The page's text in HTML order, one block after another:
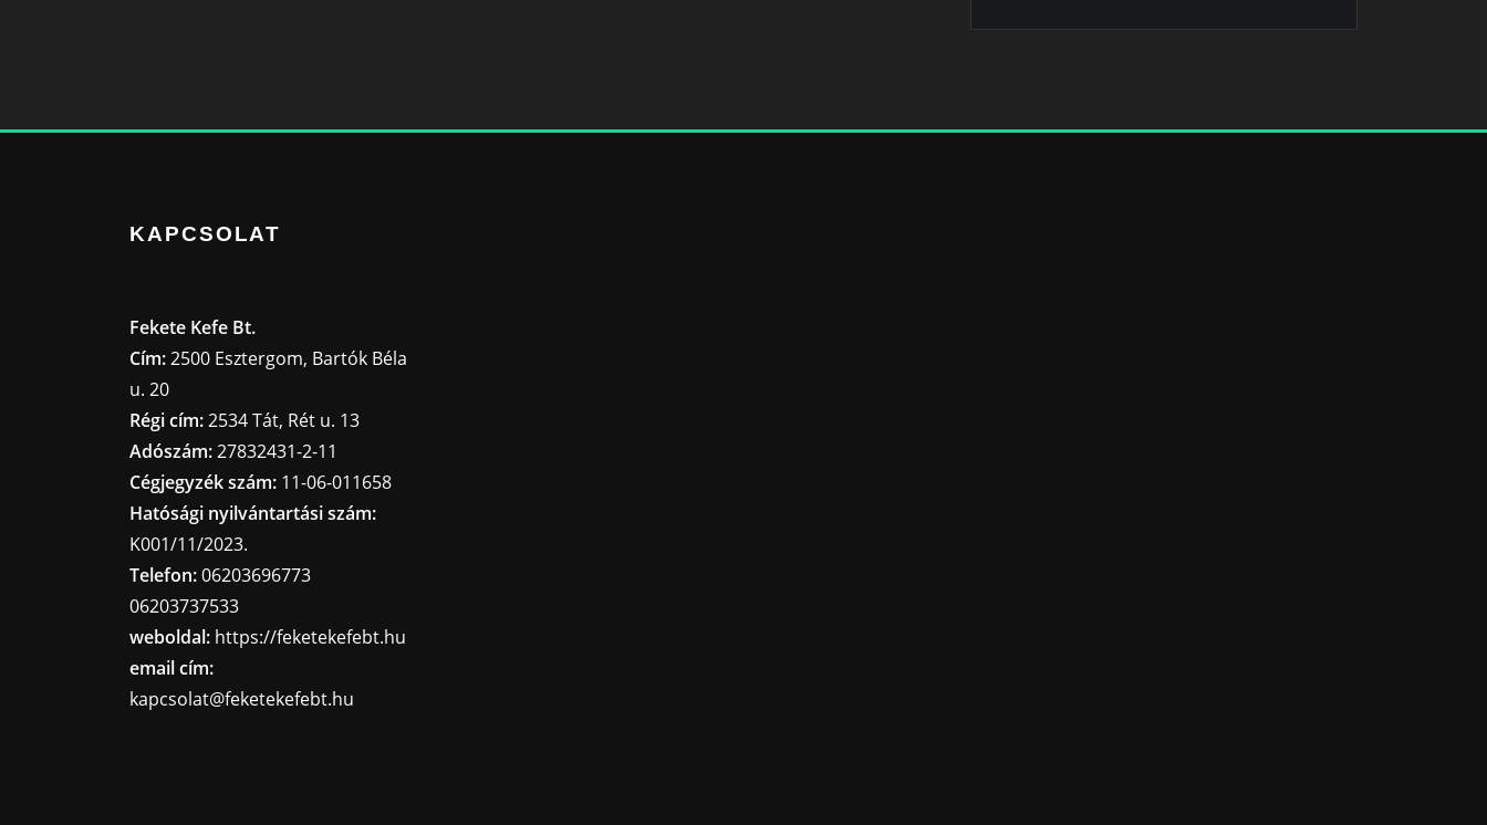
KAPCSOLAT
Fekete Kefe Bt.
Cím:2500 Esztergom, Bartók Béla
u. 20
Régi cím:2534 Tát, Rét u. 13
Adószám:27832431-2-11
Cégjegyzék szám: 11-06-011658
Hatósági nyilvántartási szám:
K001/11/2023.
Telefon:06203696773
06203737533
weboldal: https://feketekefebt.hu
email cím:
kapcsolat@feketekefebt.hu